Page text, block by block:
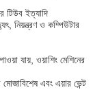
টিউব ইত্যাদি
নিয়ন্ত্রণ ও কম্পিউটার
যায়, ওয়াশিং মেশিনের
এবং এয়ার ভেন্ট